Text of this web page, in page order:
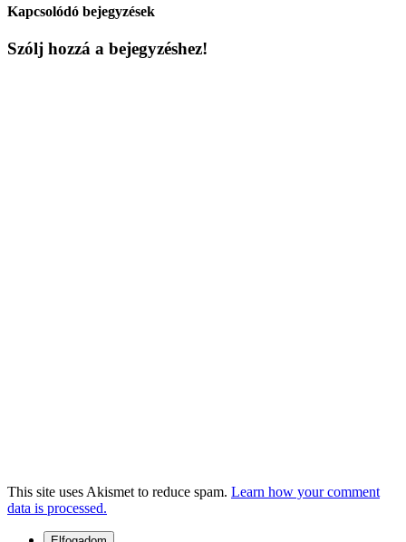
Kapcsolódó bejegyzések
Szólj hozzá a bejegyzéshez!
This site uses Akismet to reduce spam. Learn how your comment
data is processed.